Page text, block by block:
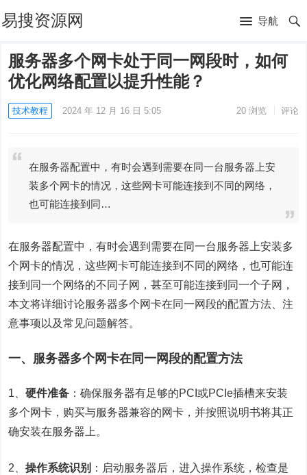
易搜资源网 导航
服务器多个网卡处于同一网段时，如何
优化网络配置以提升性能？
技术教程 2024 年 12 月 16 日 5:05 20浏览 评论
在服务器配置中，有时会遇到需要在同一台服务器上安
装多个网卡的情况，这些网卡可能连接到不同的网络，
也可能连接到同…
在服务器配置中，有时会遇到需要在同一台服务器上安装多
个网卡的情况，这些网卡可能连接到不同的网络，也可能连
接到同一个网络的不同子网，甚至可能连接到同一个子网，
本文将详细讨论服务器多个网卡在同一网段的配置方法、注
意事项以及常见问题解答。
一、服务器多个网卡在同一网段的配置方法
1、硬件准备 ：确保服务器有足够的PCI或PCIe插槽来安装
多个网卡，购买与服务器兼容的网卡，并按照说明书将其正
确安装在服务器上。
2、操作系统识别 ：启动服务器后，进入操作系统，检查是